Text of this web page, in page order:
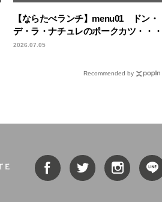
【ならたべランチ】menu01 ドン・
デ・ラ・ナチュレのポークカツ・・・
2026.07.05
Recommended by